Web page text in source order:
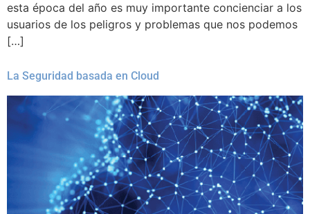
esta época del año es muy importante concienciar a los
usuarios de los peligros y problemas que nos podemos
[…]
La Seguridad basada en Cloud